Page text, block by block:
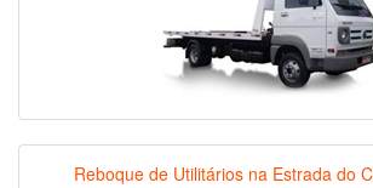
Reboque de Utilitários na Estrada do